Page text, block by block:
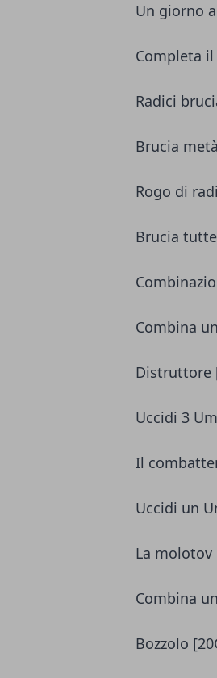
Un giorno
Completa
Radici
Brucia
Rogo di
Brucia
Combina
Distruttore
Uccidi 3
Il
Uccidi un
La molotov
Combina
Bozzolo